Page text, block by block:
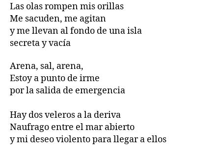
Las olas rompen mis orillas
Me sacuden, me agitan
y me llevan al fondo de una isla
secreta y vacía
Arena, sal, arena,
Estoy a punto de irme
por la salida de emergencia
Hay dos veleros a la deriva
Naufrago entre el mar abierto
y mi deseo violento para llegar a ellos